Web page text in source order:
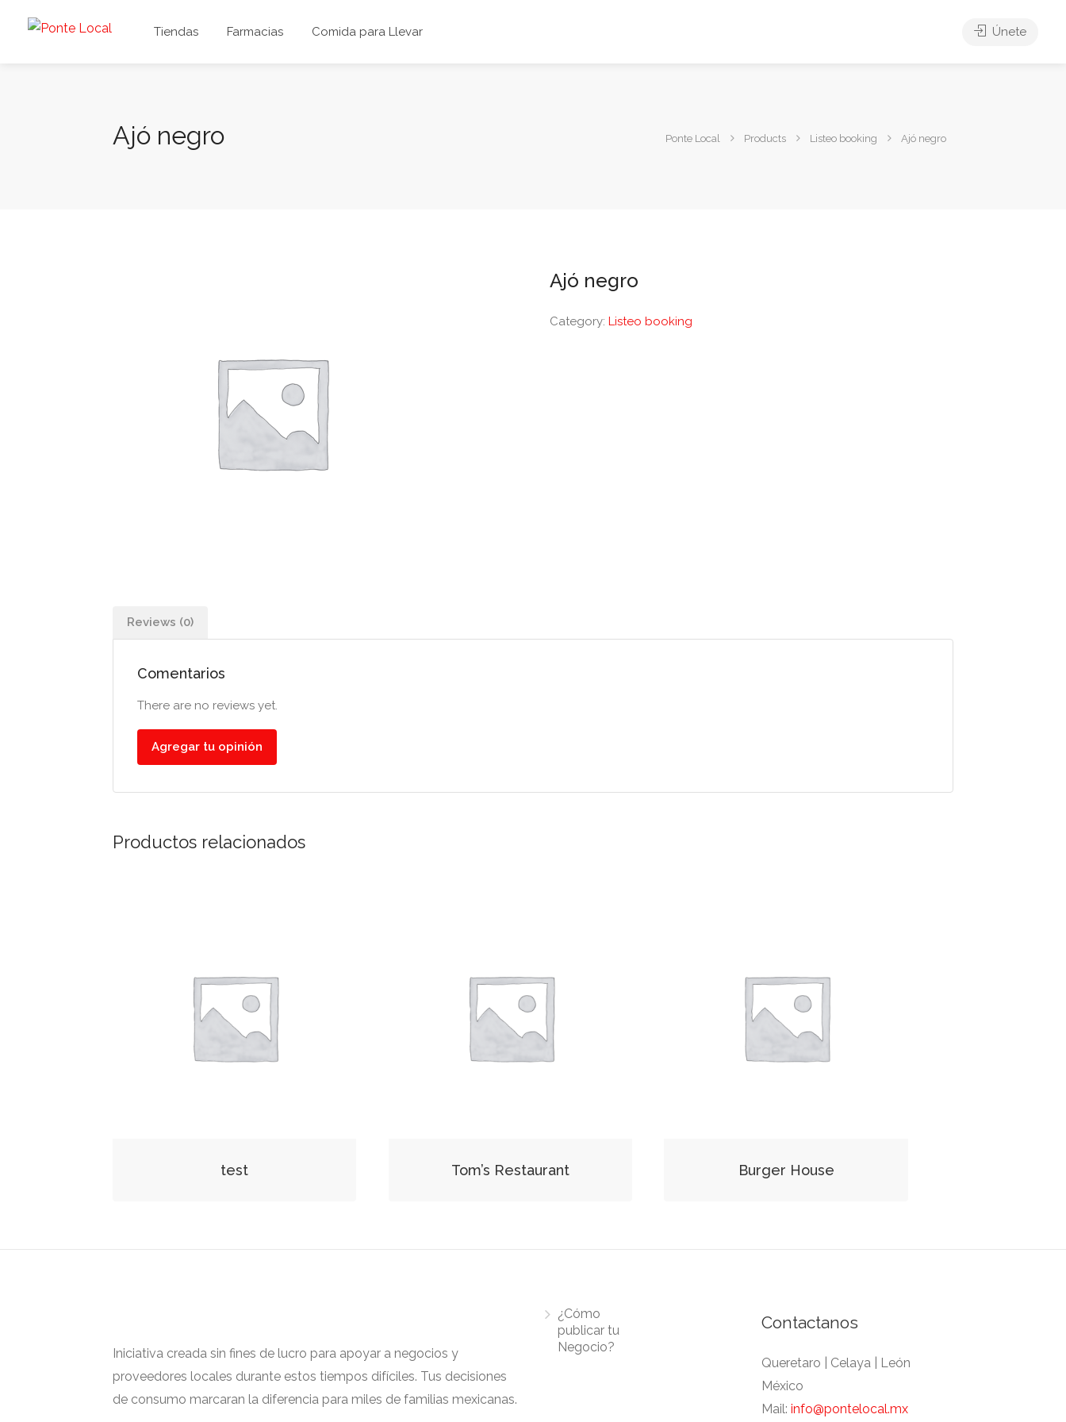
Tiendas Farmacias Comida para Llevar Únete
Ajó negro Ponte Local Products Listeo booking Ajó negro
Ajó negro
Category:Listeo booking
Reviews (0)
Comentarios
There are no reviews yet.
Agregar tu opinión
Productos relacionados
test Tom’s Restaurant Burger House
Iniciativa creada sin fines de lucro para apoyar a negocios y
proveedores locales durante estos tiempos difíciles. Tus decisiones
de consumo marcaran la diferencia para miles de familias mexicanas.
¿Cómo
publicar tu
Negocio?
Contactanos
Queretaro | Celaya | León
México
Mail: info@pontelocal.mx